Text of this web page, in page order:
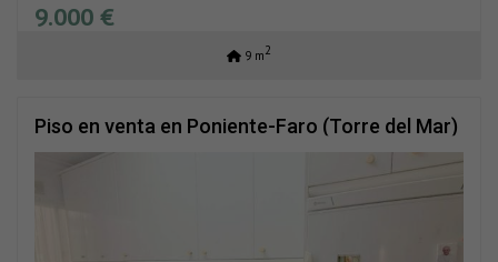
9.000 €
9 m2
Piso en venta en Poniente-Faro (Torre del Mar)